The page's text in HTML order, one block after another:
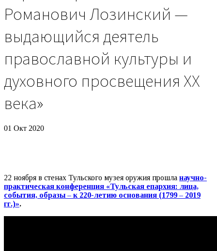
Романович Лозинский —
выдающийся деятель
православной культуры и
духовного просвещения XX
века»
01 Окт 2020
22 ноября в стенах Тульского музея оружия прошла научно-
практическая конференция «Тульская епархия: лица,
события, образы – к 220-летию основания (1799 – 2019
гг.)».